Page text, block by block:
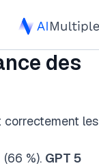
des
correctement les
(66 %). GPT 5